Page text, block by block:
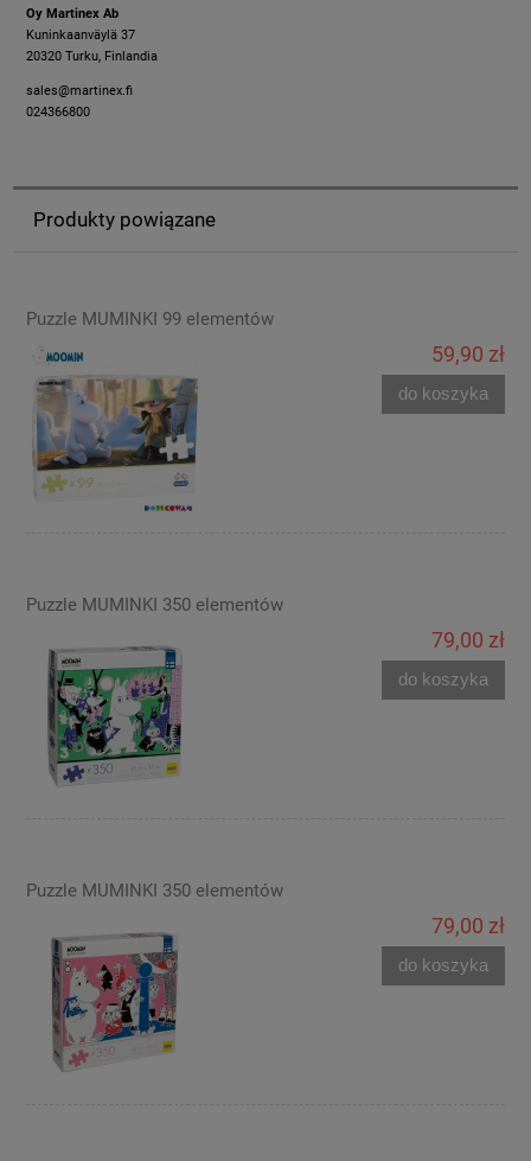
Oy Martinex Ab
Kuninkaanväylä 37
20320 Turku, Finlandia
sales@martinex.fi
024366800
Produkty powiązane
Puzzle MUMINKI 99 elementów
59,90 zł
do koszyka
Puzzle MUMINKI 350 elementów
79,00 zł
do koszyka
Puzzle MUMINKI 350 elementów
79,00 zł
do koszyka